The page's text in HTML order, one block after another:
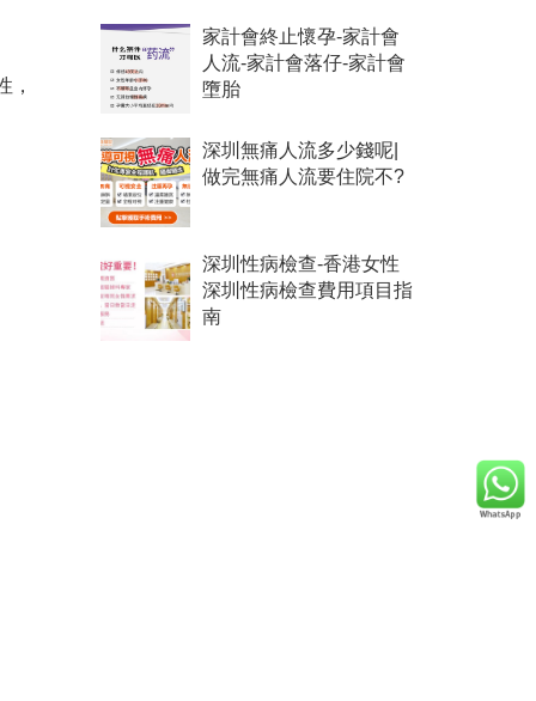
，
家計會終止懷孕-家計會
人流-家計會落仔-家計會
墮胎
深圳無痛人流多少錢呢|
做完無痛人流要住院不?
深圳性病檢查-香港女性
深圳性病檢查費用項目指
南